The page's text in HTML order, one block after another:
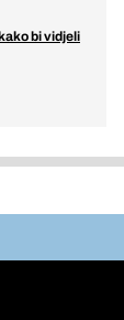
bi vidjeli